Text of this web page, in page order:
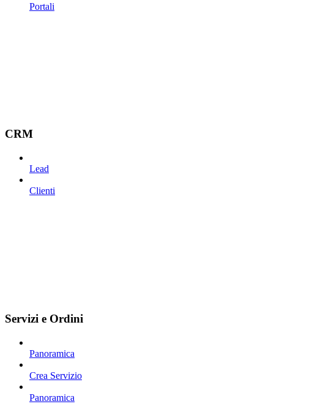
Portali
CRM
Lead
Clienti
Servizi e Ordini
Panoramica
Crea Servizio
Panoramica